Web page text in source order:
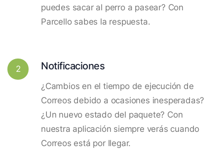
puedes sacar al perro a pasear? Con
Parcello sabes la respuesta.
2 Notificaciones
¿Cambios en el tiempo de ejecución de
Correos debido a ocasiones inesperadas?
¿Un nuevo estado del paquete? Con
nuestra aplicación siempre verás cuando
Correos está por llegar.